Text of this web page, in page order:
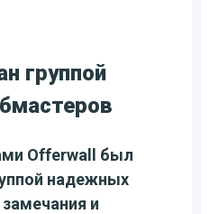
группой
Offerwall был
надежных
и